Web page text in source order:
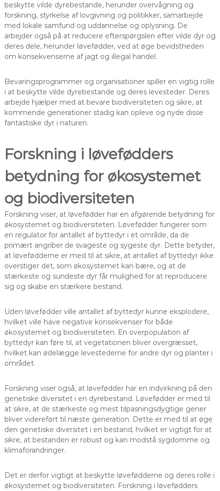
beskytte vilde dyrebestande, herunder overvågning og
forskning, styrkelse af lovgivning og politikker, samarbejde
med lokale samfund og uddannelse og oplysning. De
arbejder også på at reducere efterspørgslen efter vilde dyr og
deres dele, herunder løvefødder, ved at øge bevidstheden
om konsekvenserne af jagt og illegal handel.
Bevaringsprogrammer og organisationer spiller en vigtig rolle
i at beskytte vilde dyrebestande og deres levesteder. Deres
arbejde hjælper med at bevare biodiversiteten og sikre, at
kommende generationer stadig kan opleve og nyde disse
fantastiske dyr i naturen.
Forskning i løvefødders
betydning for økosystemet
og biodiversiteten
Forskning viser, at løvefødder har en afgørende betydning for
økosystemet og biodiversiteten. Løvefødder fungerer som
en regulator for antallet af byttedyr i et område, da de
primært angriber de svageste og sygeste dyr. Dette betyder,
at løvefødderne er med til at sikre, at antallet af byttedyr ikke
overstiger det, som økosystemet kan bære, og at de
stærkeste og sundeste dyr får mulighed for at reproducere
sig og skabe en stærkere bestand.
Uden løvefødder ville antallet af byttedyr kunne eksplodere,
hvilket ville have negative konsekvenser for både
økosystemet og biodiversiteten. En overpopulation af
byttedyr kan føre til, at vegetationen bliver overgræsset,
hvilket kan ødelægge levestederne for andre dyr og planter i
området.
Forskning viser også, at løvefødder har en indvirkning på den
genetiske diversitet i en dyrebestand. Løvefødder er med til
at sikre, at de stærkeste og mest tilpasningsdygtige gener
bliver videreført til næste generation. Dette er med til at øge
den genetiske diversitet i en bestand, hvilket er vigtigt for at
sikre, at bestanden er robust og kan modstå sygdomme og
klimaforandringer.
Det er derfor vigtigt at beskytte løvefødderne og deres rolle i
økosystemet og biodiversiteten. Forskning i løvefødders